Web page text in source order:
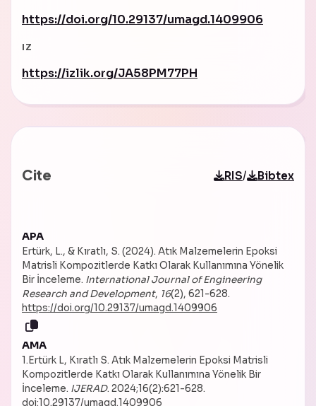
https://doi.org/10.29137/umagd.1409906
IZ
https://izlik.org/JA58PM77PH
Cite RIS/ Bibtex
APA
Ertürk, L., & Kıratlı, S. (2024). Atık Malzemelerin Epoksi
Matrisli Kompozitlerde Katkı Olarak Kullanımına Yönelik
Bir İnceleme. International Journal of Engineering
Research and Development, 16(2), 621-628.
https://doi.org/10.29137/umagd.1409906
AMA
1.Ertürk L, Kıratlı S. Atık Malzemelerin Epoksi Matrisli
Kompozitlerde Katkı Olarak Kullanımına Yönelik Bir
İnceleme. IJERAD. 2024;16(2):621-628.
doi:10.29137/umagd.1409906